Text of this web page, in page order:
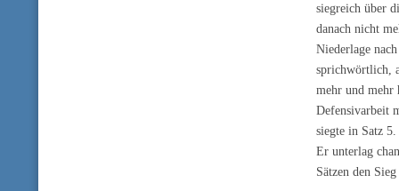
siegreich über
danach nicht
Niederlage
sprichwörtlich,
mehr und mehr
Defensivarbeit
siegte in Satz
Er unterlag
Sätzen den